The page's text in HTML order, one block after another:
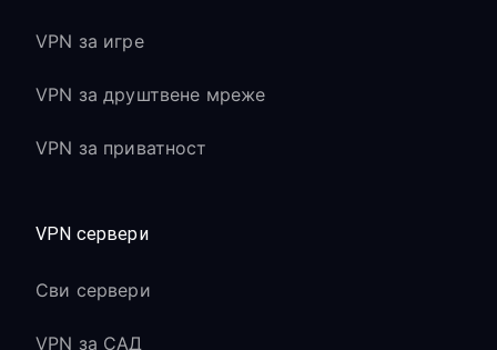
VPN за игре
VPN за друштвене мреже
VPN за приватност
VPN сервери
Сви сервери
VPN за САД